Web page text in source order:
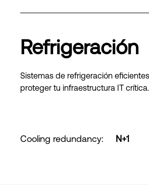
Refrigeración
Sistemas de refrigeración
proteger tu infraestructura IT crítica.
Cooling redundancy: N+1